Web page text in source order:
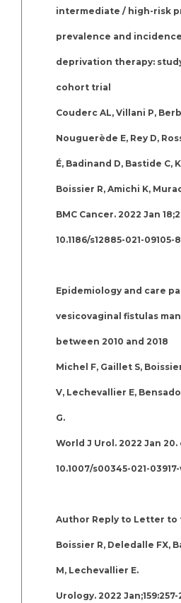
intermediate / high-risk
prevalence and
deprivation therapy:
cohort trial
Couderc AL, Villani P,
Nouguerède E, Rey D,
É, Badinand D, Bastide C,
Boissier R, Amichi K,
BMC Cancer. 2022 Jan
10.1186/s12885-021-09105-8
Epidemiology and care
vesicovaginal fistulas
between 2010 and 2018
Michel F, Gaillet S,
V, Lechevallier E,
G.
World J Urol. 2022 Jan 20.
10.1007/s00345-021-
Author Reply to Letter to
Boissier R, Deledalle FX,
M, Lechevallier E.
Urology. 2022 Jan;159:257-